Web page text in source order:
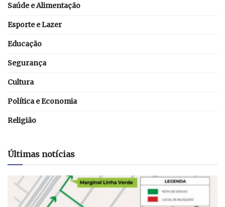
Saúde e Alimentação
Esporte e Lazer
Educação
Segurança
Cultura
Política e Economia
Religião
Últimas notícias